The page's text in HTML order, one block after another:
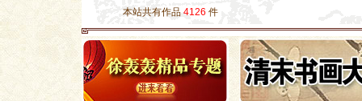
本站共有作品 4126 件